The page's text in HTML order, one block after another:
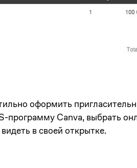
оформить
программу Canva, выбрать
в своей открытке.